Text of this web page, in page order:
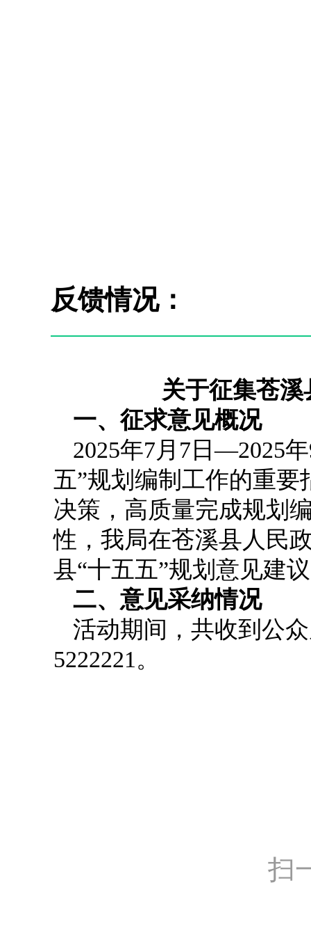
反馈情况：
关于征集苍
一、征求意见概况
2025年7月7日—2025
五”规划编制工作的重
决策，高质量完成规划
性，我局在苍溪县人民
县“十五五”规划意见建
二、意见采纳情况
活动期间，共收到公
5222221。
扫